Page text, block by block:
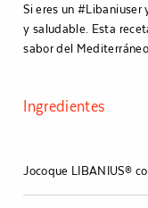
Si eres un #Libaniuser
y saludable. Esta
sabor del
Ingredientes
Jocoque LIBANIUS®